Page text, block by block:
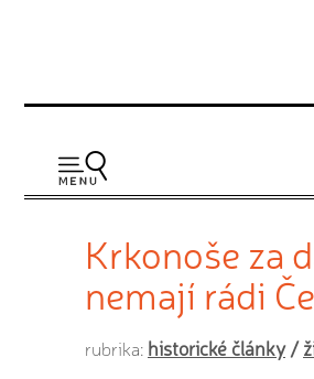
Krkonoše za
nemají rádi
rubrika: historické články/